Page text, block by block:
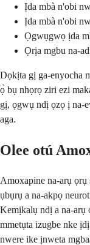
Ịda mbà n'obi
Ịda mbà n'obi
Ọgwụgwọ ịda
Ọrịa mgbu na-
Dọkịta gị ga-enyocha
ọ̀ bụ nhọrọ ziri ezi
gị, ọgwụ ndị ọzọ ị na-
aga.
Olee otú
Amoxapine na-arụ
ụbụrụ a na-akpọ
Kemịkalụ ndị a na-arụ
mmetụta izugbe nke
nwere ike ịnweta